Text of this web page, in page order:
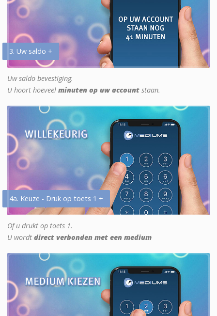
3. Uw saldo +
Uw saldo bevestiging.
U hoort hoeveel minuten op uw account staan.
4a. Keuze - Druk op toets 1 +
Of u drukt op toets 1.
U wordt direct verbonden met een medium